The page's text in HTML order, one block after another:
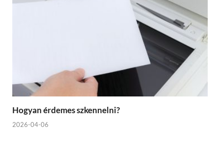
Hogyan érdemes szkennelni?
2026-04-06